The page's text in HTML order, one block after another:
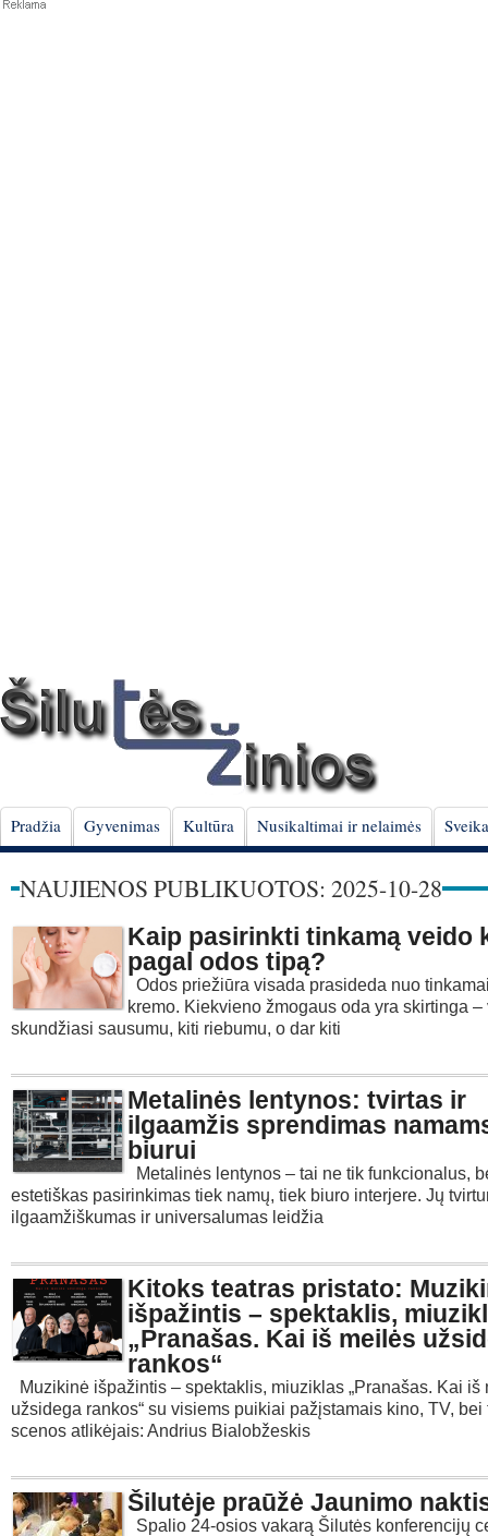
Pradžia Gyvenimas Kultūra Nusikaltimai ir nelaimės
NAUJIENOS PUBLIKUOTOS: 2025-10-28
Kaip pasirinkti tinkamą veido
pagal odos tipą?
Odos priežiūra visada prasideda nuo
kremo. Kiekvieno žmogaus oda yra skirtinga –
skundžiasi sausumu, kiti riebumu, o dar kiti
Metalinės lentynos: tvirtas ir
ilgaamžis sprendimas
biurui
Metalinės lentynos – tai ne tik funkcionalus,
estetiškas pasirinkimas tiek namų, tiek biuro interjere. Jų
ilgaamžiškumas ir universalumas leidžia
Kitoks teatras pristato:
išpažintis – spektaklis,
„Pranašas. Kai iš meilės
rankos“
Muzikinė išpažintis – spektaklis, miuziklas „Pranašas. Kai iš
užsidega rankos“ su visiems puikiai pažįstamais kino, TV, bei
scenos atlikėjais: Andrius Bialobžeskis
Šilutėje praūžė Jaunimo
Spalio 24-osios vakarą Šilutės konferencijų